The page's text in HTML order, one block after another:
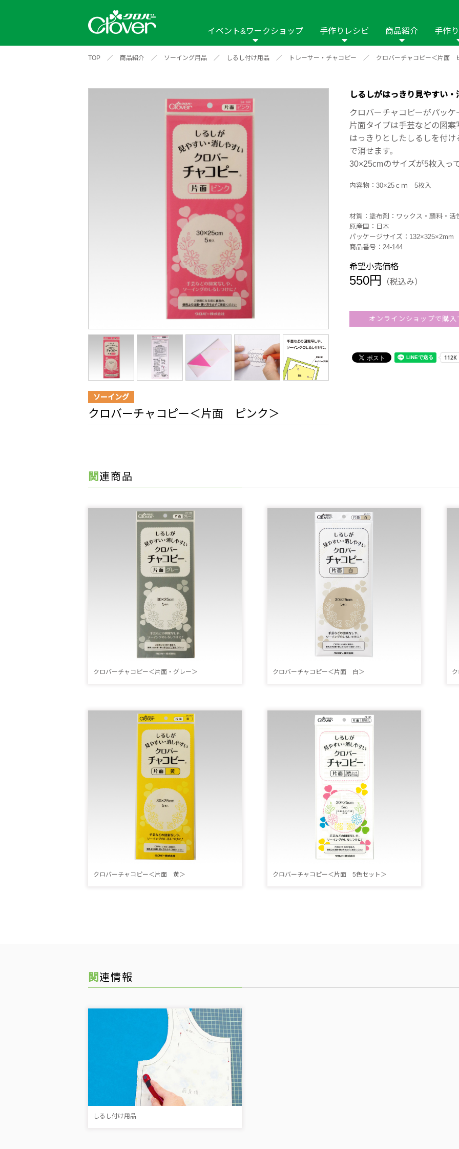
イベント&ワークショップ
ワークショップ
2024年
イベントレポート
2019年 2018年 2016年 2015年 2014年
手作りレシピ
パッチワーク・
布の手芸 糸の手芸
羊毛の手芸
編み物 インテリア
その他
商品紹介
商品名や商品情
新商品一覧 縫い針 ソーイング用品 はさみ ソーメニュ パッチワーク・キル
インテリア 補修用品 作品本 おなまえつけ
ポルトボヌール
手作
TOP ／ 商品紹介 ／ ソーイング用品 ／ しるし付け用品 ／ トレーサー・チャコピー ／ クロバーチャコピー＜片面
ソーイング
クロバーチャコピー＜片面 ピンク＞
しるしがはっきり見やすい
クロバーチャコピーがパッ
片面タイプは手芸などの図
はっきりとしたしるしを付
で消せます。
30×25cmのサイズが5枚入っ
内容物：30×25ｃｍ 5枚入
材質：塗布剤：ワックス・顔料・活
原産国：日本
パッケージサイズ：132×325×2mm
商品番号：24-144
希望小売価格
550円 （税込み）
オンラインショップで購入
関連商品
クロバーチャコピー＜片面・グレー＞ クロバーチャコピー＜片面 白＞
クロバーチャコピー＜片面 黄＞ クロバーチャコピー＜片面 5色セット＞
関連情報
しるし付け用品